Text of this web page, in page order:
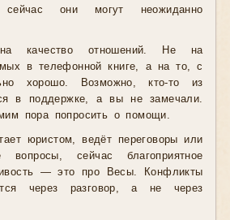
они могут неожиданно
на качество отношений. Не на
в телефонной книге, а на то, с
хорошо. Возможно, кто-то из
в поддержке, а вы не замечали.
пора попросить о помощи.
юристом, ведёт переговоры или
вопросы, сейчас благоприятное
— это про Весы. Конфликты
через разговор, а не через